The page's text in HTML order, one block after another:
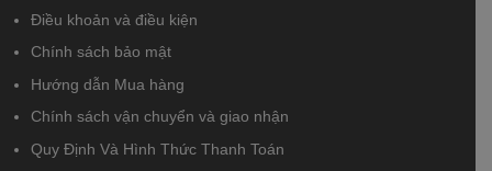
Điều khoản và điều kiện
Chính sách bảo mật
Hướng dẫn Mua hàng
Chính sách vận chuyển và giao nhận
Quy Định Và Hình Thức Thanh Toán